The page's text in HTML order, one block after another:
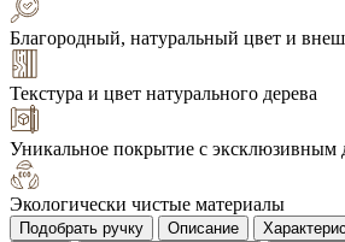
Благородный, натуральный цвет и
Текстура и цвет натурального дерева
Уникальное покрытие с эксклюзивным
Экологически чистые материалы
Подобрать ручку Описание